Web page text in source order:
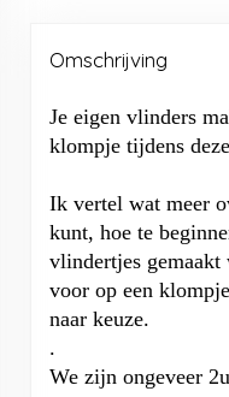
Omschrijving
Je eigen vlinders
klompje tijdens
Ik vertel wat meer
kunt, hoe te
vlindertjes gemaakt
voor op een
naar keuze.
.
We zijn ongeveer